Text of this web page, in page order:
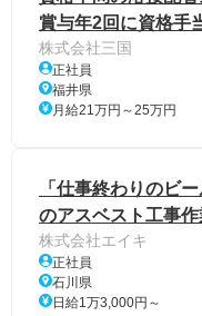
賞与年2回に資格手
株式会社三国
正社員
福井県
月給21万円～25万円
「仕事終わりのビ
のアスベスト工事作
株式会社エイキ
正社員
石川県
日給1万3,000円～